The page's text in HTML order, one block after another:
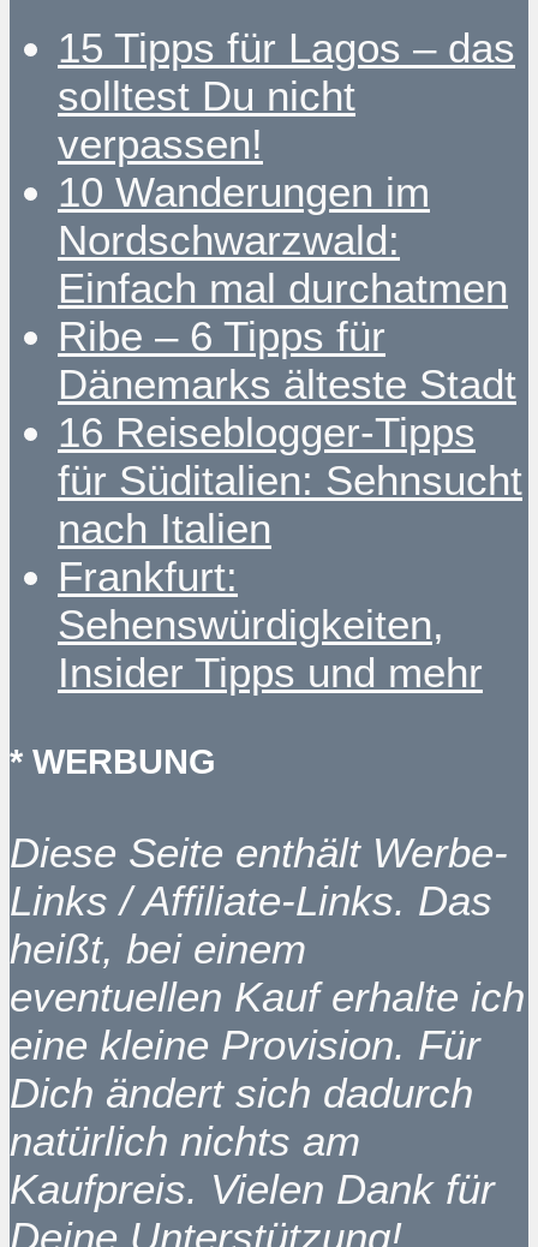
15 Tipps für Lagos – das
solltest Du nicht
verpassen!
10 Wanderungen im
Nordschwarzwald:
Einfach mal durchatmen
Ribe – 6 Tipps für
Dänemarks älteste Stadt
16 Reiseblogger-Tipps
für Süditalien: Sehnsucht
nach Italien
Frankfurt:
Sehenswürdigkeiten,
Insider Tipps und mehr
* WERBUNG
Diese Seite enthält Werbe-
Links / Affiliate-Links. Das
heißt, bei einem
eventuellen Kauf erhalte ich
eine kleine Provision. Für
Dich ändert sich dadurch
natürlich nichts am
Kaufpreis. Vielen Dank für
Deine Unterstützung!